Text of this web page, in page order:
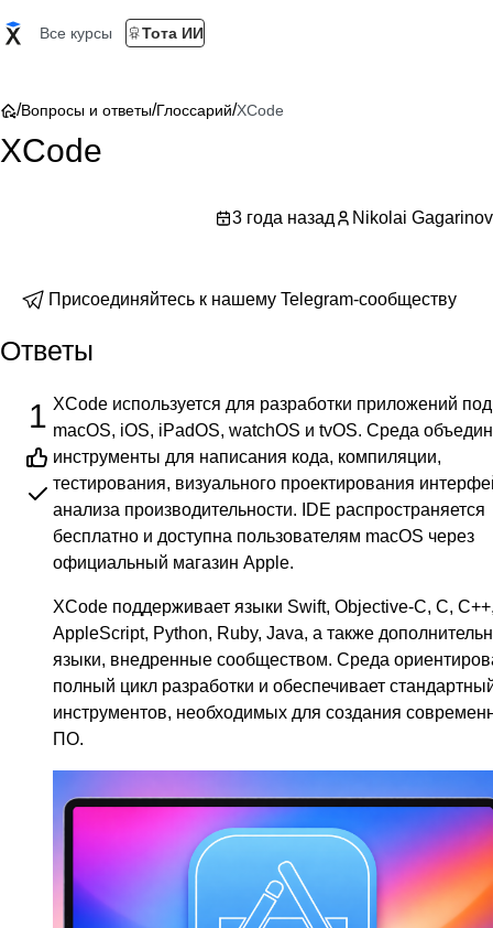
Все курсы Тота ИИ
/Вопросы и ответы/Глоссарий/XCode
XCode
3 года назад Nikolai Gagarinov
Присоединяйтесь к нашему Telegram-сообществу
Ответы
1 XCode используется для разработки приложений под
macOS, iOS, iPadOS, watchOS и tvOS. Среда
инструменты для написания кода, компиляции,
тестирования, визуального проектирования
анализа производительности. IDE распространяется
бесплатно и доступна пользователям macOS через
официальный магазин Apple.
XCode поддерживает языки Swift, Objective-C, C,
AppleScript, Python, Ruby, Java, а также
языки, внедренные сообществом. Среда
полный цикл разработки и обеспечивает
инструментов, необходимых для создания
ПО.